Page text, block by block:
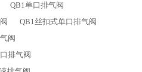
QB1单口排气阀
QB1丝扣式单口排气阀
阀
排气阀